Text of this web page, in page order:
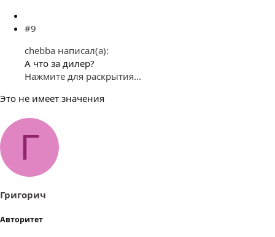
#9
chebba написал(а):
А что за дилер?
Нажмите для раскрытия...
Это не имеет значения
Г
Григорич
Авторитет